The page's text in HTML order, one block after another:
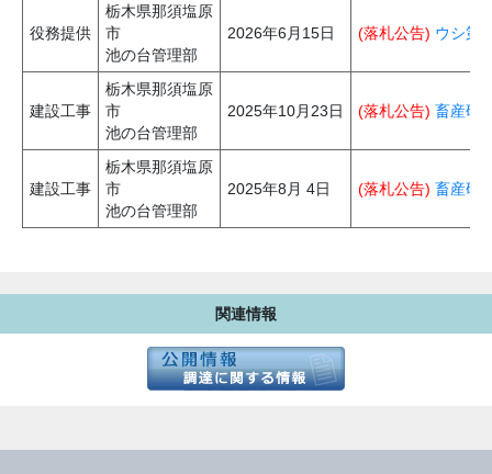
役務提供
栃木県那須塩原
市
池の台管理部
2026年6月15日 (落札公告) ウシ第
建設工事
栃木県那須塩原
市
池の台管理部
2025年10月23日 (落札公告) 畜産研
建設工事
栃木県那須塩原
市
池の台管理部
2025年8月 4日 (落札公告) 畜産研
関連情報